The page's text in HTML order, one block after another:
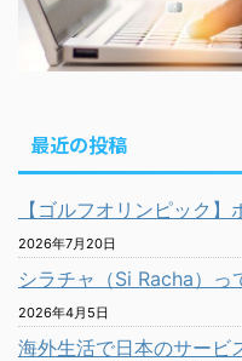
最近の投稿
【ゴルフオリンピック】
2026年7月20日
シラチャ（Si Racha）っ
2026年4月5日
海外生活で日本のサービ